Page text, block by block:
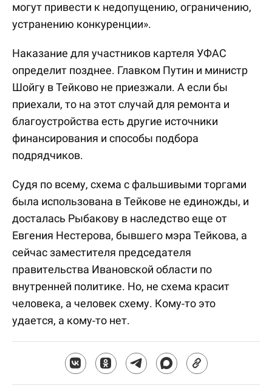
могут привести к недопущению, ограничению,
устранению конкуренции».
Наказание для участников картеля УФАС
определит позднее. Главком Путин и министр
Шойгу в Тейково не приезжали. А если бы
приехали, то на этот случай для ремонта и
благоустройства есть другие источники
финансирования и способы подбора
подрядчиков.
Судя по всему, схема с фальшивыми торгами
была использована в Тейкове не единожды, и
досталась Рыбакову в наследство еще от
Евгения Нестерова, бывшего мэра Тейкова, а
сейчас заместителя председателя
правительства Ивановской области по
внутренней политике. Но, не схема красит
человека, а человек схему. Кому-то это
удается, а кому-то нет.